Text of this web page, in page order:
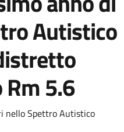
Autistico
5.6
nello Spettro Autistico